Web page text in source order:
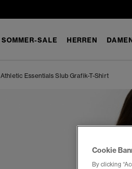
SOMMER-SALE HERREN
Athletic Essentials Slub Grafik-T-Shirt
Cookie
By clicking